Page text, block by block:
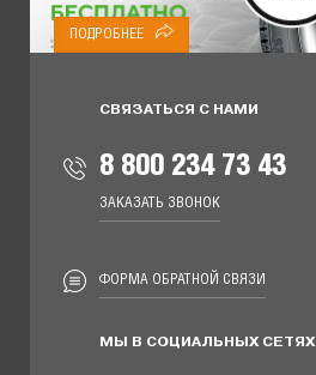
ПОДРОБНЕЕ
СВЯЗАТЬСЯ С НАМИ
8 800 234 73 43
ЗАКАЗАТЬ ЗВОНОК
ФОРМА ОБРАТНОЙ СВЯЗИ
МЫ В СОЦИАЛЬНЫХ СЕТЯХ